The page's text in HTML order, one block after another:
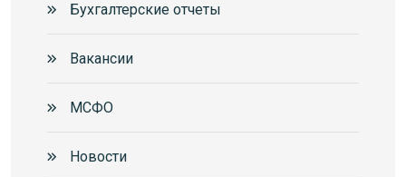
Бухгалтерские отчеты
Вакансии
МСФО
Новости